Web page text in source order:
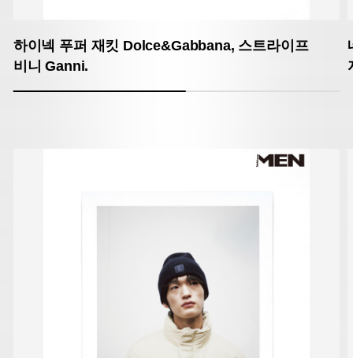
하이넥 푸퍼 재킷 Dolce&Gabbana, 스트라이프
비니 Ganni.